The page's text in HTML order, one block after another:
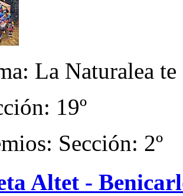
La Naturalea te
19º
Sección: 2º
Altet -